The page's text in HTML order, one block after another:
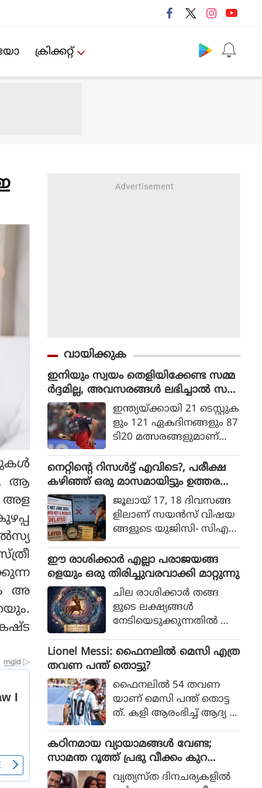
ക്രിക്കറ്റ്‌
ആ
അള
അ
വായിക്കുക
ഇനിയും സ്വയം തെളിയിക്കേണ്ട സമ്മ
ർദ്ദമില്ല, അവസരങ്ങൾ ലഭിച്ചാൽ സ
ന്തോഷം അത്രമാത്രം : ഭുവനേശ്വർ
കുമാർ
ഇന്ത്യയ്ക്കായി 21 ടെസ്റ്റുക
ളും 121 ഏകദിനങ്ങളും 87
ടി20 മത്സരങ്ങളുമാണ്
ളിച്ചിട്ടുള്ളത്.
നെറ്റിൻ്റെ റിസൾട്ട് എവിടെ?, പരീക്ഷ
കഴിഞ്ഞ് ഒരു മാസമായിട്ടും ഉത്തര
സൂചിക പോലുമില്ല, ആശങ്കയിൽ
വിദ്യാർഥികൾ
ജൂലായ് 17, 18 ദിവസങ്ങ
ളിലാണ് സയന്‍സ് വിഷയ
ങ്ങളുടെ യുജിസി- സിഎ
കള്‍ നടന്നത്.
ഈ രാശിക്കാര്‍ എല്ലാ പരാജയങ്ങ
ളെയും ഒരു തിരിച്ചുവരവാക്കി മാറ്റുന്നു
ചില രാശിക്കാര്‍ തങ്ങ
ളുടെ ലക്ഷ്യങ്ങള്‍
നേടിയെടുക്കുന്നതില്‍ അ
മുള്ളവരുമാണെന്ന് പറയ
പ്പെടുന്നു. എത്ര പരാജയ
ങ്ങള്‍ നേരിട്ടാലും അവര്‍
തങ്ങളുടെ സ്വപ്നങ്ങള്‍
സാക്ഷാത്കരിക്കാന്‍ ശ്ര
മിച്ചുകൊണ്ടിരിക്കും.
Lionel Messi: ഫൈനലിൽ മെസി എത്ര
തവണ പന്ത് തൊട്ടു?
ഫൈനലിൽ 54 തവണ
യാണ് മെസി പന്ത് തൊട്ട
ത്. കളി ആരംഭിച്ച് ആദ്യ 1
ച്ച് മാത്രം
കഠിനമായ വ്യായാമങ്ങള്‍ വേണ്ട;
സാമന്ത റൂത്ത് പ്രഭു വീക്കം കുറ
യ്ക്കുന്നതിനുള്ള ഏഴ് പ്രഭാത ശീലങ്ങ
വ്യത്യസ്ത ദിനചര്യകളില്‍